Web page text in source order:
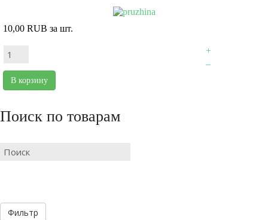
10,00 RUB за шт.
+
–
В корзину
Поиск по товарам